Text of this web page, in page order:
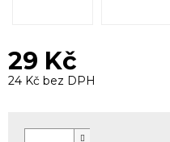
29 Kč
24 Kč bez DPH